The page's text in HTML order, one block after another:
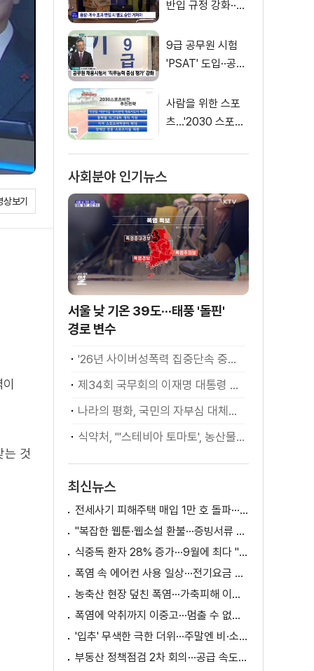
보기
는 것
반입 규정 강화··
9급 공무원 시험
'PSAT' 도입··공정
사람을 위한 스포
츠…'2030 스포츠
사회분야 인기뉴스
서울 낮 기온 39도···태풍 '돌핀'
경로 변수
'26년 사이버성폭력 집중단속 중간성과 발표···향후 추진계획은?
제34회 국무회의 이재명 대통령 모두발언
나라의 평화, 국민의 자부심 대체불가 대한민국 이재명 대통령 모두말씀
식약처, "'스테비아 토마토', 농산물 아닌 가공식품"
최신뉴스
전세사기 피해주택 매입 1만 호 돌파···피해 지원 속도
"복잡한 웹툰·웹소설 환불···증빙서류 요구까지"
식중독 환자 28% 증가···9월에 최다 "입추 방심 금물"
폭염 속 에어컨 사용 일상···전기요금 줄이려면?
농축산 현장 덮친 폭염···가축피해 이틀 새 28만 마리↑
폭염에 악취까지 이중고···멈출 수 없는 필수노동
'입추' 무색한 극한 더위···주말엔 비·소나기
부동산 정책점검 2차 회의···공급 속도전 본격화하나